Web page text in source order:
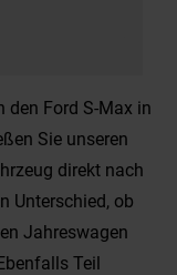
den Ford S-Max in
Sie unseren
direkt nach
Unterschied, ob
Jahreswagen
Teil